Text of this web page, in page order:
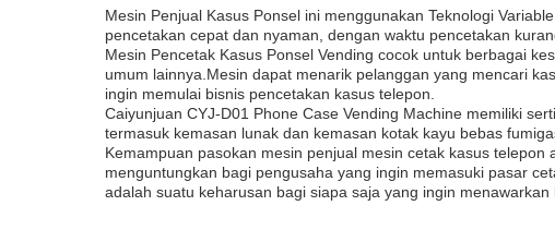
Mesin Penjual Kasus Ponsel ini menggunakan Teknologi
pencetakan cepat dan nyaman, dengan waktu pencetakan
Mesin Pencetak Kasus Ponsel Vending cocok untuk berbagai
umum lainnya.Mesin dapat menarik pelanggan yang mencari
ingin memulai bisnis pencetakan kasus telepon.
Caiyunjuan CYJ-D01 Phone Case Vending Machine memiliki
termasuk kemasan lunak dan kemasan kotak kayu bebas
Kemampuan pasokan mesin penjual mesin cetak kasus
menguntungkan bagi pengusaha yang ingin memasuki pasar
adalah suatu keharusan bagi siapa saja yang ingin